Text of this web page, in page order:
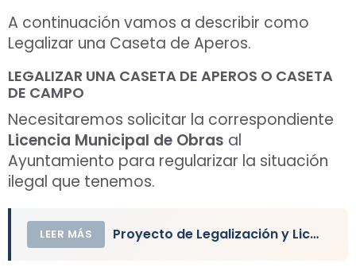
A continuación vamos a describir como
Legalizar una Caseta de Aperos.
LEGALIZAR UNA CASETA DE APEROS O CASETA
DE CAMPO
Necesitaremos solicitar la correspondiente
Licencia Municipal de Obras al
Ayuntamiento para regularizar la situación
ilegal que tenemos.
LEER MÁS Proyecto de Legalización y Licencia. Rápido y Económico